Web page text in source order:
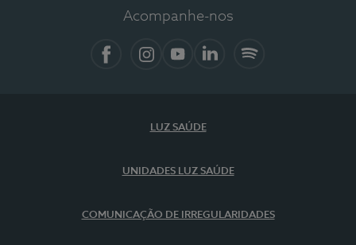
Acompanhe-nos
LUZ SAÚDE
UNIDADES LUZ SAÚDE
COMUNICAÇÃO DE IRREGULARIDADES